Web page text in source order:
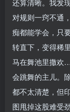
还算清晰。我发
对规则一窍不通
痴都能学会，只
转直下，变得稀
马在舞池里撒欢
会跳舞的主儿。
都不太清楚，但
图甩掉这股难受